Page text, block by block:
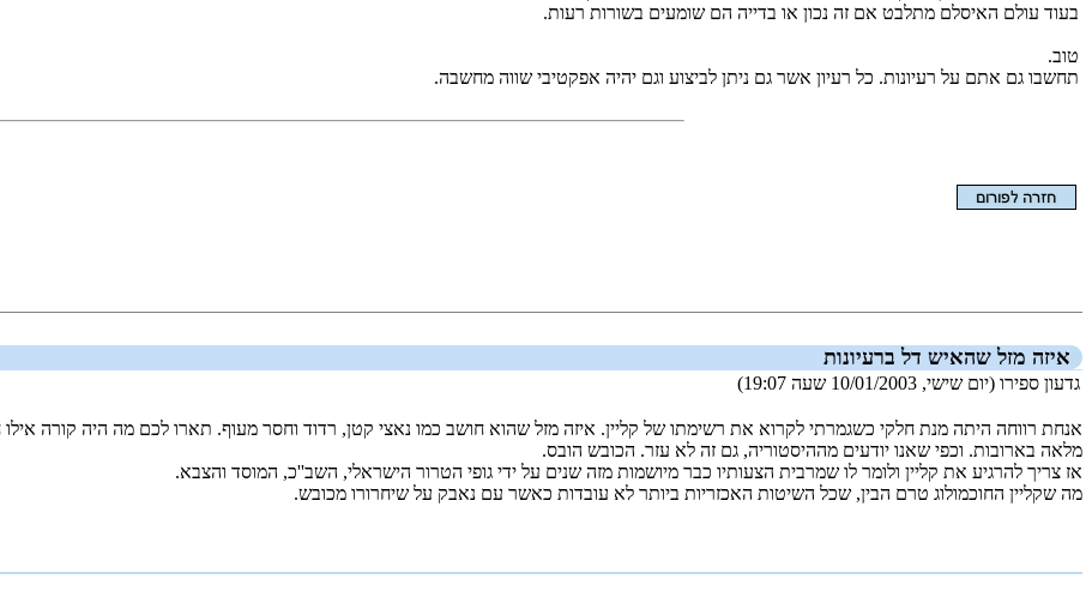
בעוד עולם האיסלם מתלבט אם זה נכון או בדייה הם שומעים בשורות רעות.
טוב.
תחשבו גם אתם על רעיונות. כל רעיון אשר גם ניתן לביצוע וגם יהיה אפקטיבי שווה מחשבה.
איזה מזל שהאיש דל ברעיונות
גדעון ספירו (יום שישי, 10/01/2003 שעה 19:07)
אנחת רווחה היתה מנת חלקי כשגמרתי לקרוא את רשימתו של קליין. איזה מזל שהוא חושב כמו נאצי קטן, רדוד וחסר מעוף. תארו לכם מה היה קורה אילו
מלאה בארובות. וכפי שאנו יודעים מההיסטוריה, גם זה לא עזר. הכובש הובס.
אז צריך להרגיע את קליין ולומר לו שמרבית הצעותיו כבר מיושמות מזה שנים על ידי גופי הטרור הישראלי, השב''כ, המוסד והצבא.
מה שקליין החוכמולוג טרם הבין, שכל השיטות האכזריות ביותר לא עובדות כאשר עם נאבק על שיחרורו מכובש.